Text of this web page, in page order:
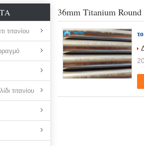
τιτανίου
τιτανίου
36mm Titanium